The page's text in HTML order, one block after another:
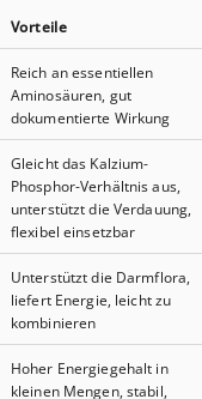
Vorteile
Reich an essentiellen
Aminosäuren, gut
dokumentierte Wirkung
Gleicht das Kalzium-
Phosphor-Verhältnis aus,
unterstützt die Verdauung,
flexibel einsetzbar
Unterstützt die Darmflora,
liefert Energie, leicht zu
kombinieren
Hoher Energiegehalt in
kleinen Mengen, stabil,